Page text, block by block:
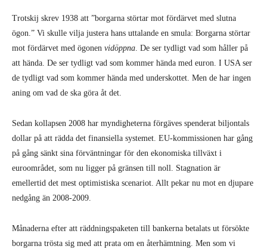
Trotskij skrev 1938 att ”borgarna störtar mot fördärvet med slutna
ögon.” Vi skulle vilja justera hans uttalande en smula: Borgarna störtar
mot fördärvet med ögonen vidöppna. De ser tydligt vad som håller på
att hända. De ser tydligt vad som kommer hända med euron. I USA ser
de tydligt vad som kommer hända med underskottet. Men de har ingen
aning om vad de ska göra åt det.
Sedan kollapsen 2008 har myndigheterna förgäves spenderat biljontals
dollar på att rädda det finansiella systemet. EU-kommissionen har gång
på gång sänkt sina förväntningar för den ekonomiska tillväxt i
euroområdet, som nu ligger på gränsen till noll. Stagnation är
emellertid det mest optimistiska scenariot. Allt pekar nu mot en djupare
nedgång än 2008-2009.
Månaderna efter att räddningspaketen till bankerna betalats ut försökte
borgarna trösta sig med att prata om en återhämtning. Men som vi